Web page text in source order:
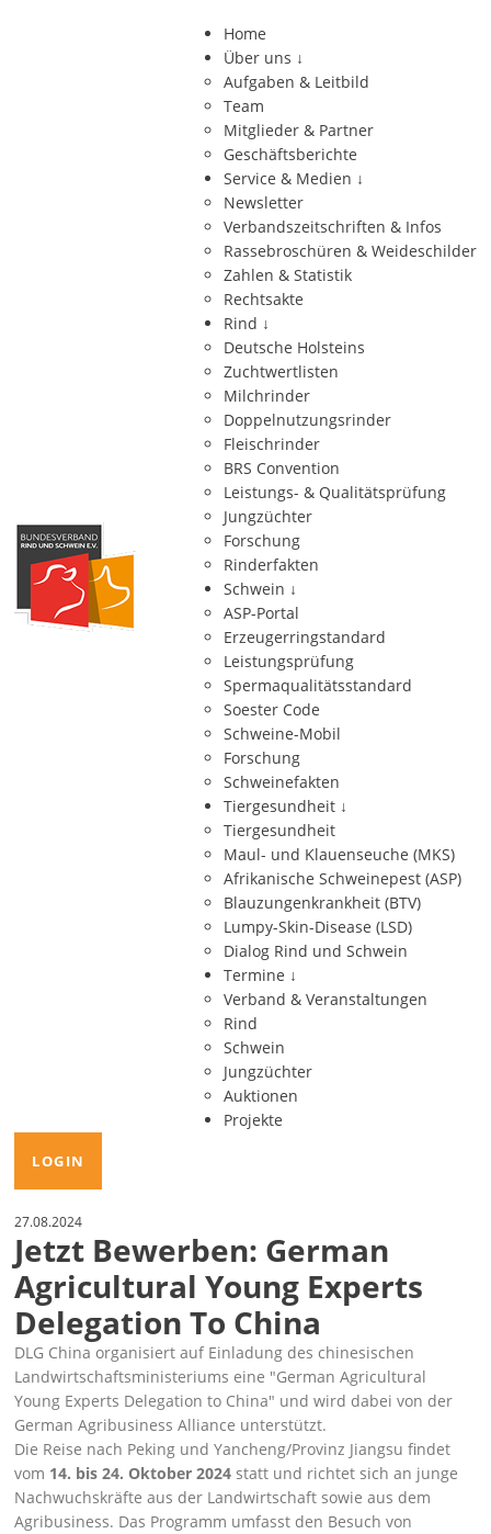
Home
Über uns ↓
Aufgaben & Leitbild
Team
Mitglieder & Partner
Geschäftsberichte
Service & Medien ↓
Newsletter
Verbandszeitschriften & Infos
Rassebroschüren & Weideschilder
Zahlen & Statistik
Rechtsakte
Rind ↓
Deutsche Holsteins
Zuchtwertlisten
Milchrinder
Doppelnutzungsrinder
Fleischrinder
BRS Convention
Leistungs- & Qualitätsprüfung
Jungzüchter
Forschung
Rinderfakten
Schwein ↓
ASP-Portal
Erzeugerringstandard
Leistungsprüfung
Spermaqualitätsstandard
Soester Code
Schweine-Mobil
Forschung
Schweinefakten
Tiergesundheit ↓
Tiergesundheit
Maul- und Klauenseuche (MKS)
Afrikanische Schweinepest (ASP)
Blauzungenkrankheit (BTV)
Lumpy-Skin-Disease (LSD)
Dialog Rind und Schwein
Termine ↓
Verband & Veranstaltungen
Rind
Schwein
Jungzüchter
Auktionen
Projekte
LOGIN
27.08.2024
Jetzt Bewerben: German
Agricultural Young Experts
Delegation To China
DLG China organisiert auf Einladung des chinesischen
Landwirtschaftsministeriums eine
German Agricultural
Young Experts Delegation to China
und wird dabei von der
German Agribusiness Alliance unterstützt.
Die Reise nach Peking und Yancheng/Provinz Jiangsu findet
vom 14. bis 24. Oktober 2024 statt und richtet sich an junge
Nachwuchskräfte aus der Landwirtschaft sowie aus dem
Agribusiness. Das Programm umfasst den Besuch von